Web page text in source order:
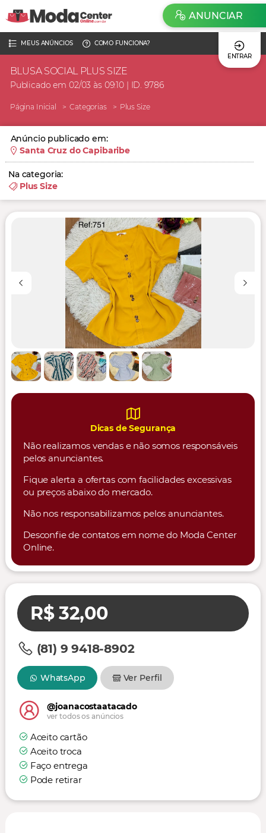
MEUS ANÚNCIOS
COMO FUNCIONA?
ENTRAR
ANUNCIAR
BLUSA SOCIAL PLUS SIZE
Publicado em 02/03 às 09:10 | ID. 9786
Página Inicial Categorias Plus Size
Anúncio publicado em:
Santa Cruz do Capibaribe
Na categoria:
Plus Size
Dicas de Segurança
Não realizamos vendas e não somos responsáveis
pelos anunciantes.
Fique alerta a ofertas com facilidades excessivas
ou preços abaixo do mercado.
Não nos responsabilizamos pelos anunciantes.
Desconfie de contatos em nome do Moda Center
Online.
R$ 32,00
(81) 9 9418-8902
WhatsApp Ver Perfil
@joanacostaatacado
ver todos os anúncios
Aceito cartão
Aceito troca
Faço entrega
Pode retirar